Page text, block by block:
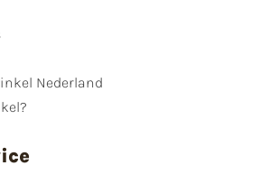
Nederland